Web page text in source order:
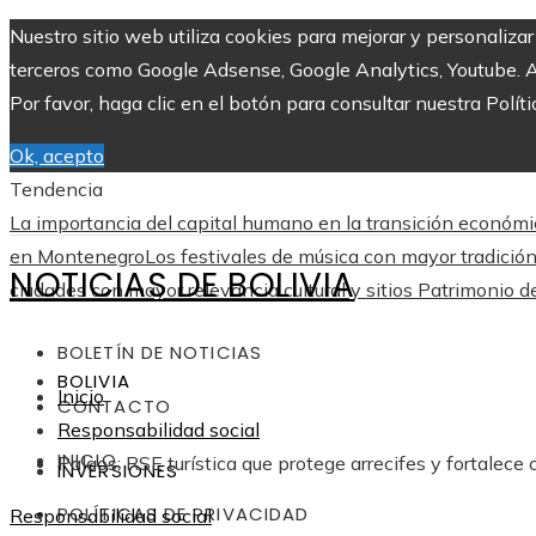
Nuestro sitio web utiliza cookies para mejorar y
terceros como Google Adsense, Google Analytics,
Por favor, haga clic en el botón para consultar nuestra
Ok, acepto
Tendencia
La importancia del capital humano en la transición
en MontenegroLos festivales de música con mayor
ciudades con mayor relevancia cultural y sitios Patrimonio
BOLETÍN DE NOTICIAS
CONTACTO
INICIO
POLÍTICAS DE PRIVACIDAD
NOTICIAS DE BOLIVIA
BOLIVIA
INVERSIONES
Inicio
Responsabilidad social
Palaos: RSE turística que protege arrecifes y fortalece
Responsabilidad social